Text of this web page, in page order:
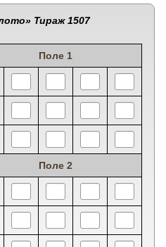
Тираж 1507
Поле 1
Поле 2